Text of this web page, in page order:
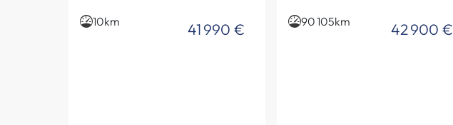
10km 41 990 € 90 105km 42 900 €